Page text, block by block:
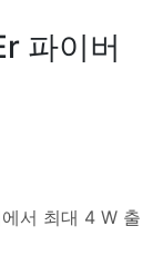
파이버
서 최대 4 W 출